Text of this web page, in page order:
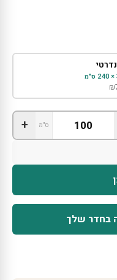
₪
ס"מ +
בחדר שלך